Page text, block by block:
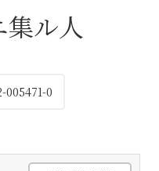
ル人
005471-0